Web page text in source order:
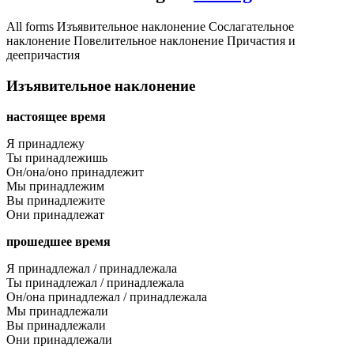
All forms Изъявительное наклонение Сослагательное
наклонение Повелительное наклонение Причастия и
деепричастия
Изъявительное наклонение
настоящее время
Я принадлежу
Ты принадлежишь
Он/она/оно принадлежит
Мы принадлежим
Вы принадлежите
Они принадлежат
прошедшее время
Я принадлежал / принадлежала
Ты принадлежал / принадлежала
Он/она принадлежал / принадлежала
Мы принадлежали
Вы принадлежали
Они принадлежали